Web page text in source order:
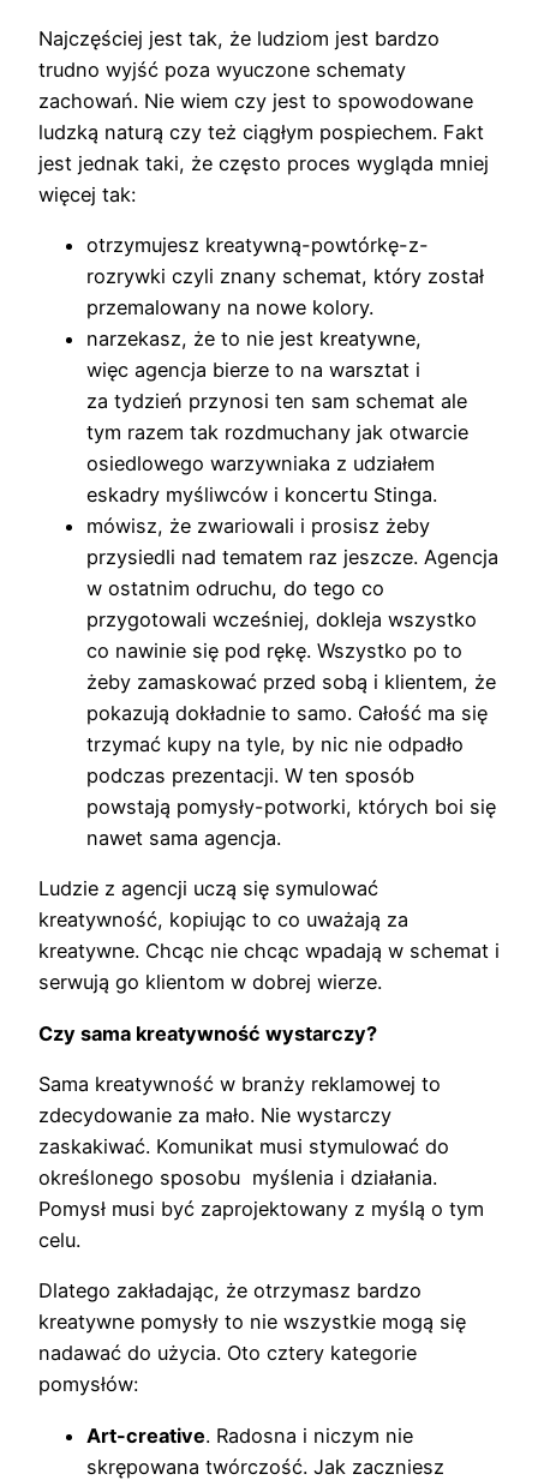
Najczęściej jest tak, że ludziom jest bardzo
trudno wyjść poza wyuczone schematy
zachowań. Nie wiem czy jest to spowodowane
ludzką naturą czy też ciągłym pospiechem. Fakt
jest jednak taki, że często proces wygląda mniej
więcej tak:
otrzymujesz kreatywną-powtórkę-z-
rozrywki czyli znany schemat, który został
przemalowany na nowe kolory.
narzekasz, że to nie jest kreatywne,
więc agencja bierze to na warsztat i
za tydzień przynosi ten sam schemat ale
tym razem tak rozdmuchany jak otwarcie
osiedlowego warzywniaka z udziałem
eskadry myśliwców i koncertu Stinga.
mówisz, że zwariowali i prosisz żeby
przysiedli nad tematem raz jeszcze. Agencja
w ostatnim odruchu, do tego co
przygotowali wcześniej, dokleja wszystko
co nawinie się pod rękę. Wszystko po to
żeby zamaskować przed sobą i klientem, że
pokazują dokładnie to samo. Całość ma się
trzymać kupy na tyle, by nic nie odpadło
podczas prezentacji. W ten sposób
powstają pomysły-potworki, których boi się
nawet sama agencja.
Ludzie z agencji uczą się symulować
kreatywność, kopiując to co uważają za
kreatywne. Chcąc nie chcąc wpadają w schemat i
serwują go klientom w dobrej wierze.
Czy sama kreatywność wystarczy?
Sama kreatywność w branży reklamowej to
zdecydowanie za mało. Nie wystarczy
zaskakiwać. Komunikat musi stymulować do
określonego sposobu myślenia i działania.
Pomysł musi być zaprojektowany z myślą o tym
celu.
Dlatego zakładając, że otrzymasz bardzo
kreatywne pomysły to nie wszystkie mogą się
nadawać do użycia. Oto cztery kategorie
pomysłów:
Art-creative. Radosna i niczym nie
skrępowana twórczość. Jak zaczniesz